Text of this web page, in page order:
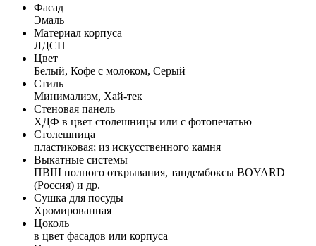
Фасад
Эмаль
Материал корпуса
ЛДСП
Цвет
Белый, Кофе с молоком, Серый
Стиль
Минимализм, Хай-тек
Стеновая панель
ХДФ в цвет столешницы или с фотопечатью
Столешница
пластиковая; из искусственного камня
Выкатные системы
ПВШ полного открывания, тандембоксы BOYARD
(Россия) и др.
Сушка для посуды
Хромированная
Цоколь
в цвет фасадов или корпуса